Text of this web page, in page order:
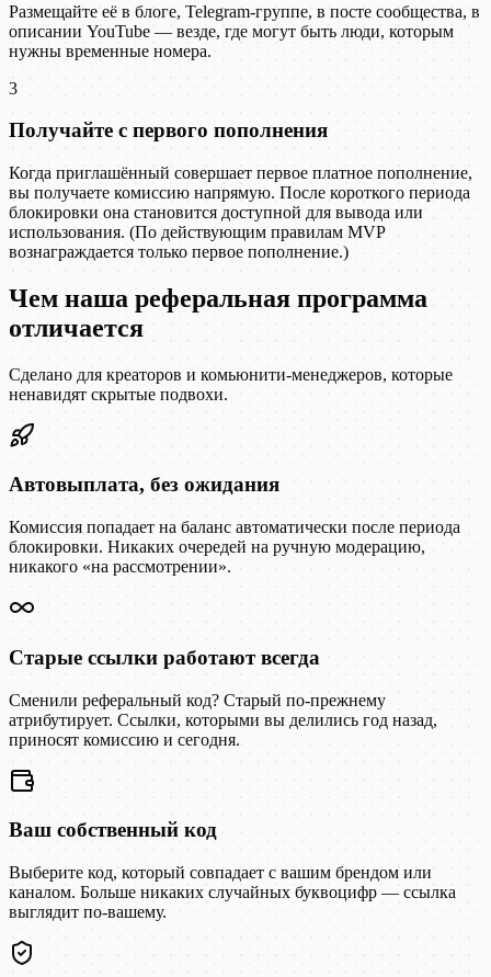
Размещайте её в блоге, Telegram-группе, в посте сообщества, в
описании YouTube — везде, где могут быть люди, которым
нужны временные номера.
3
Получайте с первого пополнения
Когда приглашённый совершает первое платное пополнение,
вы получаете комиссию напрямую. После короткого периода
блокировки она становится доступной для вывода или
использования. (По действующим правилам MVP
вознаграждается только первое пополнение.)
Чем наша реферальная программа
отличается
Сделано для креаторов и комьюнити-менеджеров, которые
ненавидят скрытые подвохи.
Автовыплата, без ожидания
Комиссия попадает на баланс автоматически после периода
блокировки. Никаких очередей на ручную модерацию,
никакого «на рассмотрении».
Старые ссылки работают всегда
Сменили реферальный код? Старый по-прежнему
атрибутирует. Ссылки, которыми вы делились год назад,
приносят комиссию и сегодня.
Ваш собственный код
Выберите код, который совпадает с вашим брендом или
каналом. Больше никаких случайных буквоцифр — ссылка
выглядит по-вашему.